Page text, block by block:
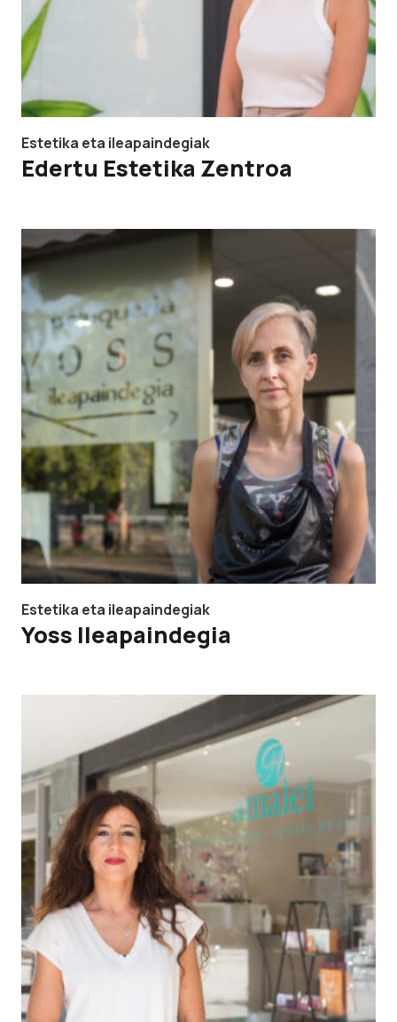
Estetika eta ileapaindegiak
Edertu Estetika Zentroa
Estetika eta ileapaindegiak
Yoss Ileapaindegia